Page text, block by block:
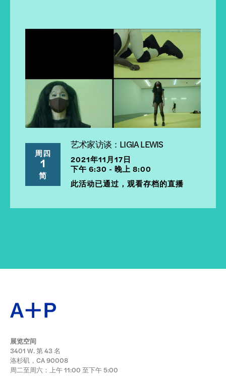
周四
1
简
艺术家访谈：LIGIA LEWIS
2021年11月17日
下午 6:30 - 晚上 8:00
此活动已通过，观看存档的直播
展览空间
3401 W. 第 43 名
洛杉矶，CA 90008
周二至周六：上午 11:00 至下午 5:00